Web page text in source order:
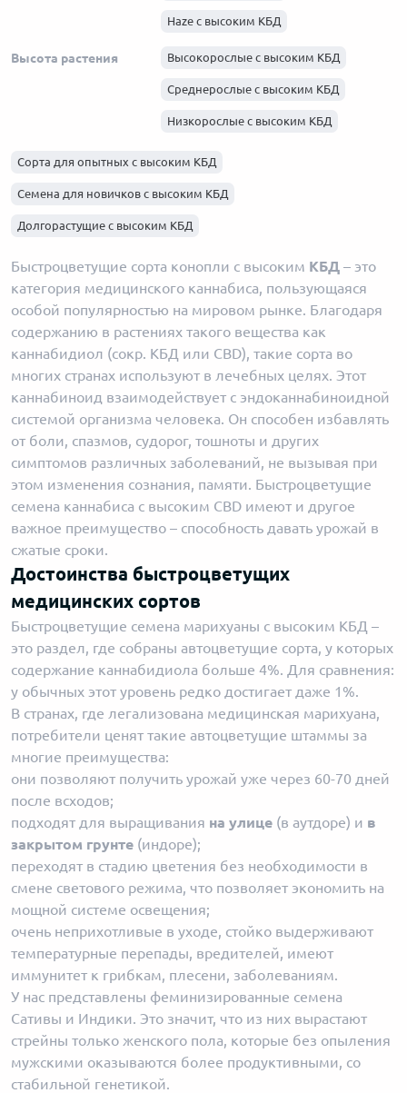
Haze с высоким КБД
Skunk с высоким КБД
Afghani с высоким КБД
Высота растения Высокорослые с высоким КБД
Среднерослые с высоким КБД
Низкорослые с высоким КБД
Сорта для опытных с высоким КБД
Семена для новичков с высоким КБД
Долгорастущие с высоким КБД
Быстроцветущие сорта конопли с высоким КБД – это
категория медицинского каннабиса, пользующаяся
особой популярностью на мировом рынке. Благодаря
содержанию в растениях такого вещества как
каннабидиол (сокр. КБД или CBD), такие сорта во
многих странах используют в лечебных целях. Этот
каннабиноид взаимодействует с эндоканнабиноидной
системой организма человека. Он способен избавлять
от боли, спазмов, судорог, тошноты и других
симптомов различных заболеваний, не вызывая при
этом изменения сознания, памяти. Быстроцветущие
семена каннабиса с высоким CBD имеют и другое
важное преимущество – способность давать урожай в
сжатые сроки.
Достоинства быстроцветущих
медицинских сортов
Быстроцветущие семена марихуаны с высоким КБД –
это раздел, где собраны автоцветущие сорта, у которых
содержание каннабидиола больше 4%. Для сравнения:
у обычных этот уровень редко достигает даже 1%.
В странах, где легализована медицинская марихуана,
потребители ценят такие автоцветущие штаммы за
многие преимущества:
они позволяют получить урожай уже через 60-70 дней
после всходов;
подходят для выращивания на улице (в аутдоре) и в
закрытом грунте (индоре);
переходят в стадию цветения без необходимости в
смене светового режима, что позволяет экономить на
мощной системе освещения;
очень неприхотливые в уходе, стойко выдерживают
температурные перепады, вредителей, имеют
иммунитет к грибкам, плесени, заболеваниям.
У нас представлены феминизированные семена
Сативы и Индики. Это значит, что из них вырастают
стрейны только женского пола, которые без опыления
мужскими оказываются более продуктивными, со
стабильной генетикой.